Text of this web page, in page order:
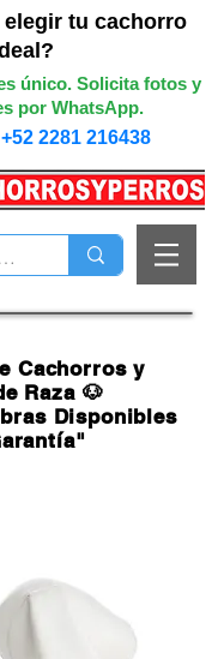
tu cachorro
único. Solicita fotos y
por WhatsApp.
+52 2281 216438
Cachorros y
Raza 🐶
Disponibles